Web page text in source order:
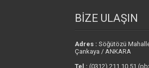
BİZE ULAŞIN
Adres : Söğütözü
Çankaya / ANKARA
Tel : (0312) 211 10 51